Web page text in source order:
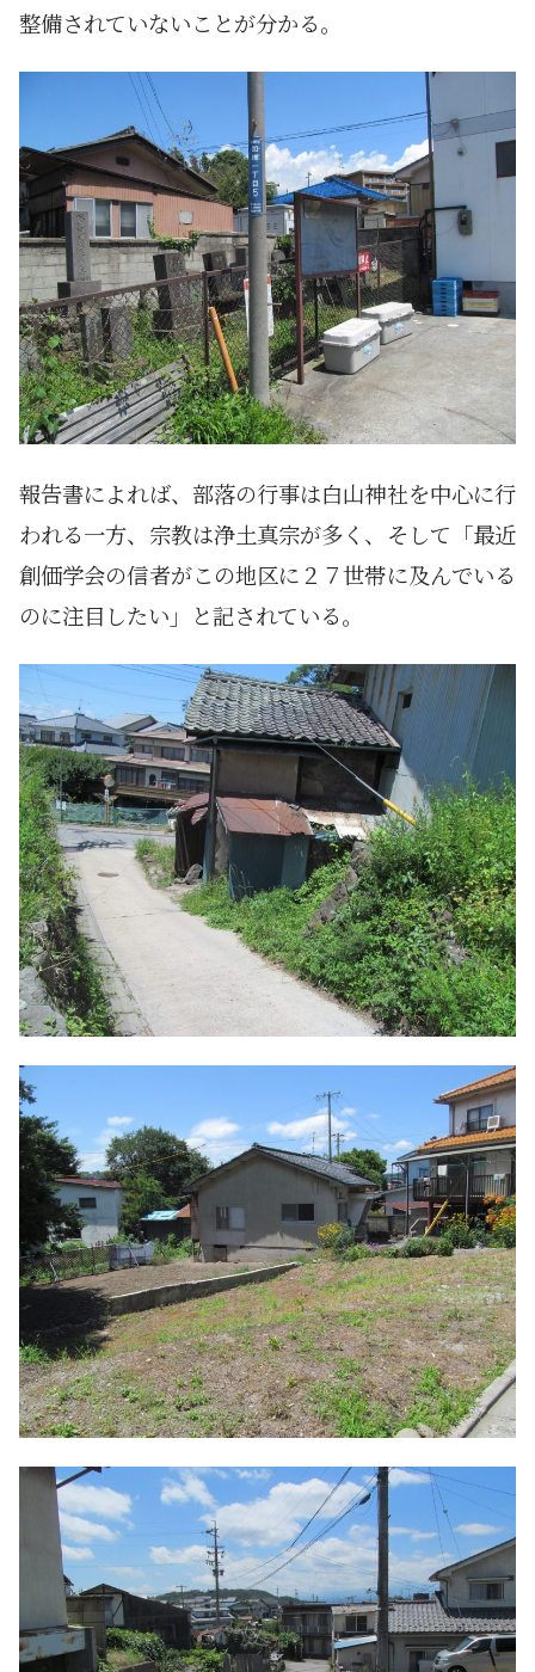
整備されていないことが分かる。
報告書によれば、部落の行事は白山神社を中心に行
われる一方、宗教は浄土真宗が多く、そして「最近
創価学会の信者がこの地区に２７世帯に及んでいる
のに注目したい」と記されている。